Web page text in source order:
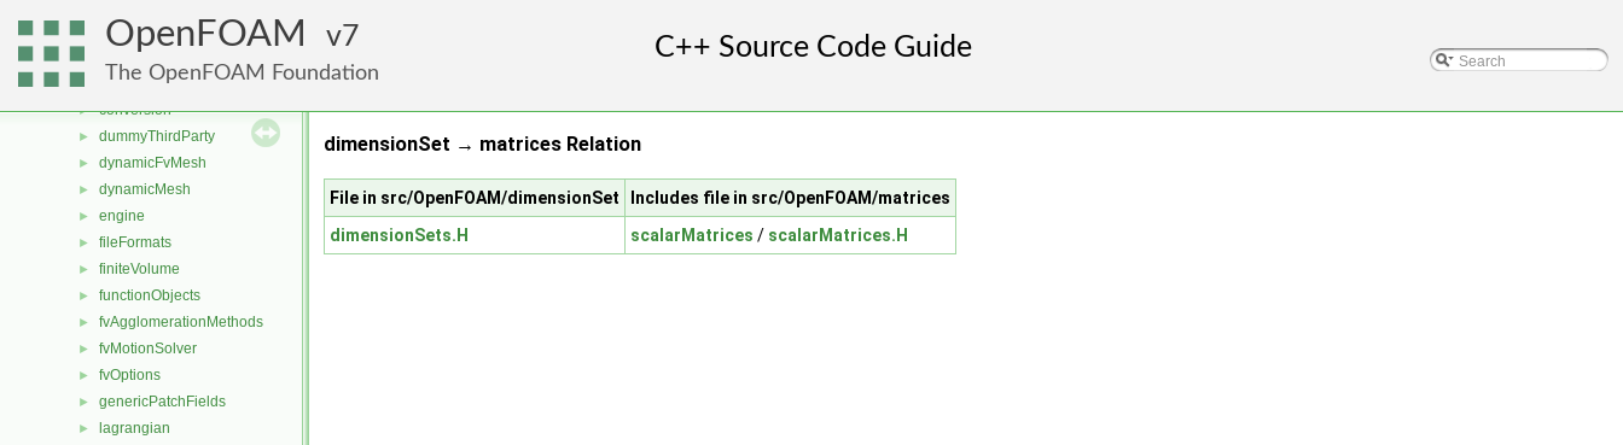
OpenFOAM 7
The OpenFOAM Foundation
► atmosphericModels
► combustionModels
► conversion
► dummyThirdParty
► dynamicFvMesh
► dynamicMesh
► engine
► fileFormats
► finiteVolume
► functionObjects
► fvAgglomerationMethods
► fvMotionSolver
► fvOptions
► genericPatchFields
► lagrangian
dimensionSet → matrices Relation
File in src/OpenFOAM/dimensionSet
Includes file in src/OpenFOAM/matrices
dimensionSets.H
scalarMatrices / scalarMatrices.H